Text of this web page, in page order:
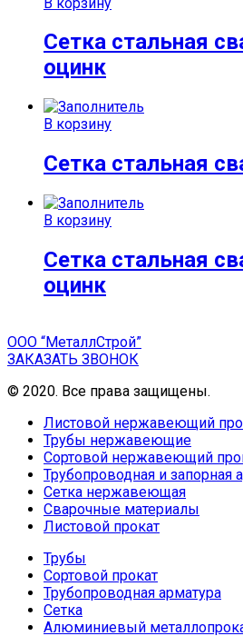
Сетка стальная
оцинк
В корзину
Сетка стальная
В корзину
Сетка стальная
оцинк
ООО “МеталлСтрой”
ЗАКАЗАТЬ ЗВОНОК
© 2020. Все права защищены.
Листовой нержавеющий
Трубы нержавеющие
Сортовой нержавеющий
Трубопроводная и запорная
Сетка нержавеющая
Сварочные материалы
Листовой прокат
Трубы
Сортовой прокат
Трубопроводная арматура
Сетка
Алюминиевый